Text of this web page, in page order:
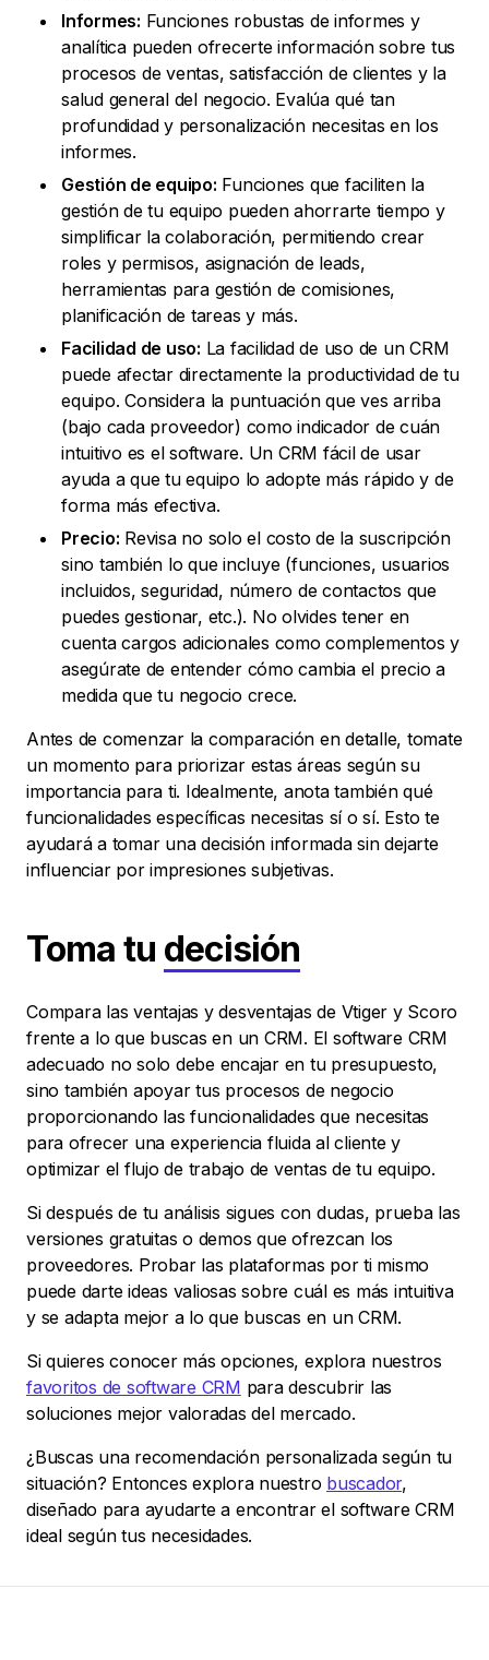
Informes: Funciones robustas de informes y
analítica pueden ofrecerte información sobre tus
procesos de ventas, satisfacción de clientes y la
salud general del negocio. Evalúa qué tan
profundidad y personalización necesitas en los
informes.
Gestión de equipo: Funciones que faciliten la
gestión de tu equipo pueden ahorrarte tiempo y
simplificar la colaboración, permitiendo crear
roles y permisos, asignación de leads,
herramientas para gestión de comisiones,
planificación de tareas y más.
Facilidad de uso: La facilidad de uso de un CRM
puede afectar directamente la productividad de tu
equipo. Considera la puntuación que ves arriba
(bajo cada proveedor) como indicador de cuán
intuitivo es el software. Un CRM fácil de usar
ayuda a que tu equipo lo adopte más rápido y de
forma más efectiva.
Precio: Revisa no solo el costo de la suscripción
sino también lo que incluye (funciones, usuarios
incluidos, seguridad, número de contactos que
puedes gestionar, etc.). No olvides tener en
cuenta cargos adicionales como complementos y
asegúrate de entender cómo cambia el precio a
medida que tu negocio crece.
Antes de comenzar la comparación en detalle, tomate
un momento para priorizar estas áreas según su
importancia para ti. Idealmente, anota también qué
funcionalidades específicas necesitas sí o sí. Esto te
ayudará a tomar una decisión informada sin dejarte
influenciar por impresiones subjetivas.
Toma tu decisión
Compara las ventajas y desventajas de Vtiger y Scoro
frente a lo que buscas en un CRM. El software CRM
adecuado no solo debe encajar en tu presupuesto,
sino también apoyar tus procesos de negocio
proporcionando las funcionalidades que necesitas
para ofrecer una experiencia fluida al cliente y
optimizar el flujo de trabajo de ventas de tu equipo.
Si después de tu análisis sigues con dudas, prueba las
versiones gratuitas o demos que ofrezcan los
proveedores. Probar las plataformas por ti mismo
puede darte ideas valiosas sobre cuál es más intuitiva
y se adapta mejor a lo que buscas en un CRM.
Si quieres conocer más opciones, explora nuestros
favoritos de software CRM para descubrir las
soluciones mejor valoradas del mercado.
¿Buscas una recomendación personalizada según tu
situación? Entonces explora nuestro buscador,
diseñado para ayudarte a encontrar el software CRM
ideal según tus necesidades.